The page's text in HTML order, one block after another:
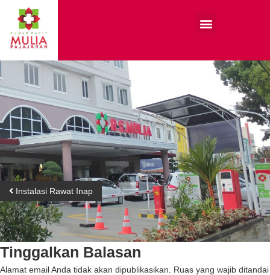
Instalasi Rawat Inap
Tinggalkan Balasan
Alamat email Anda tidak akan dipublikasikan.
Ruas yang wajib ditandai